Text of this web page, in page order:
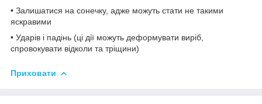
• Залишатися на сонечку, адже можуть стати не такими
яскравими
• Ударів і падінь (ці дії можуть деформувати виріб,
спровокувати відколи та тріщини)
Приховати